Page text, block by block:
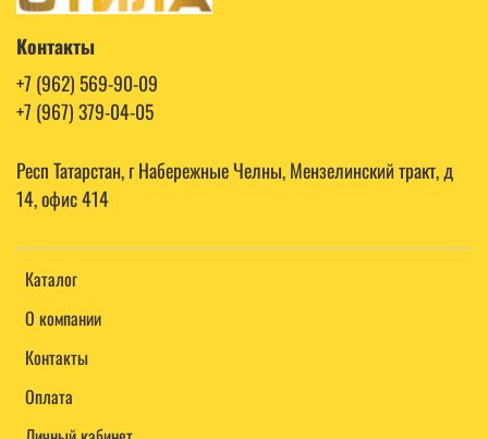
Каталог
О компании
Контакты
Оплата
Контакты
+7 (962) 569-90-09
+7 (967) 379-04-05
Респ Татарстан, г Набережные Челны, Мензелинский тракт, д
14, офис 414